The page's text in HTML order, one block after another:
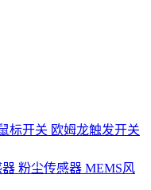
标开关 欧姆龙触发开关
器 粉尘传感器 MEMS风